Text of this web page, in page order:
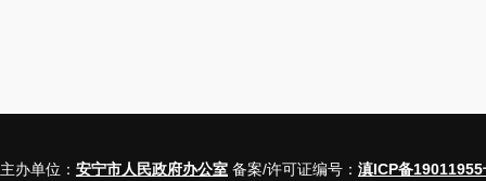
主办单位： 安宁市人民政府办公室 备案/许可证编号： 滇ICP备